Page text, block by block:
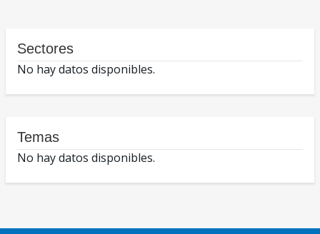
Sectores
No hay datos disponibles.
Temas
No hay datos disponibles.